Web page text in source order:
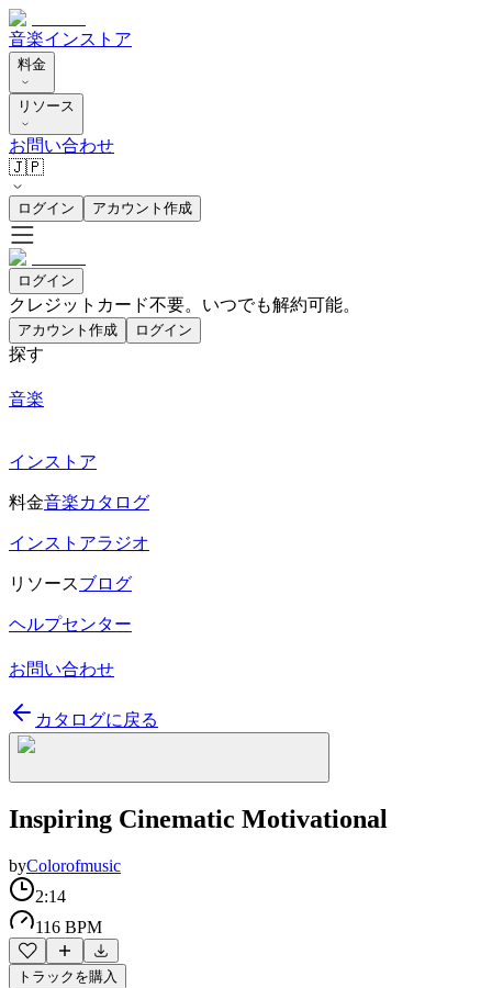
音楽インストア
料金
リソース
お問い合わせ
🇯🇵
ログイン アカウント作成
ログイン
クレジットカード不要。いつでも解約可能。
アカウント作成 ログイン
探す
音楽
インストア
料金音楽カタログ
インストアラジオ
リソースブログ
ヘルプセンター
お問い合わせ
カタログに戻る
Inspiring Cinematic Motivational
byColorofmusic
2:14
116 BPM
トラックを購入